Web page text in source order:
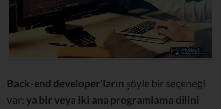
Back-end developer'ların şöyle bir seçeneği
var; ya bir veya iki ana programlama dilini